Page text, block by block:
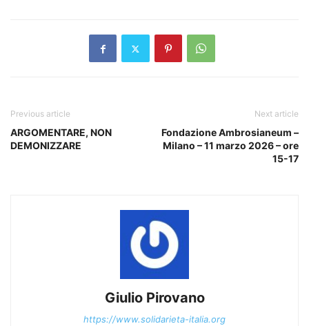
Previous article
ARGOMENTARE, NON
DEMONIZZARE
Next article
Fondazione Ambrosianeum –
Milano – 11 marzo 2026 – ore
15-17
Giulio Pirovano
https://www.solidarieta-italia.org